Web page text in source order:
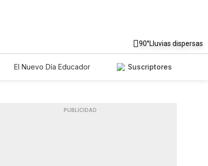
90°Lluvias dispersas
El Nuevo Día Educador
Suscriptores
PUBLICIDAD